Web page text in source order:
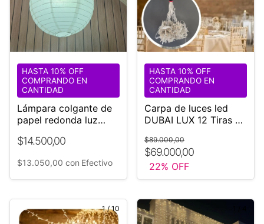
Lámpara colgante de
papel redonda luz
$14.500,00
HASTA 10% OFF
COMPRANDO EN
CANTIDAD
$13.050,00 con Efectivo
Carpa de luces led
DUBAI LUX 12 Tiras de
$69.000,00
$89.000,00
22% OFF
HASTA 10% OFF
COMPRANDO EN
CANTIDAD
1/10